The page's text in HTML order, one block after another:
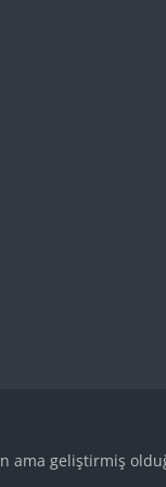
ama geliştirmiş